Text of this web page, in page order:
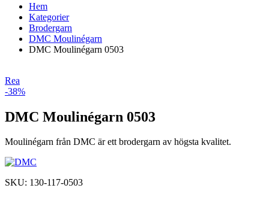
Hem
Kategorier
Brodergarn
DMC Moulinégarn
DMC Moulinégarn 0503
Rea
-38%
DMC Moulinégarn 0503
Moulinégarn från DMC är ett brodergarn av högsta kvalitet.
SKU: 130-117-0503